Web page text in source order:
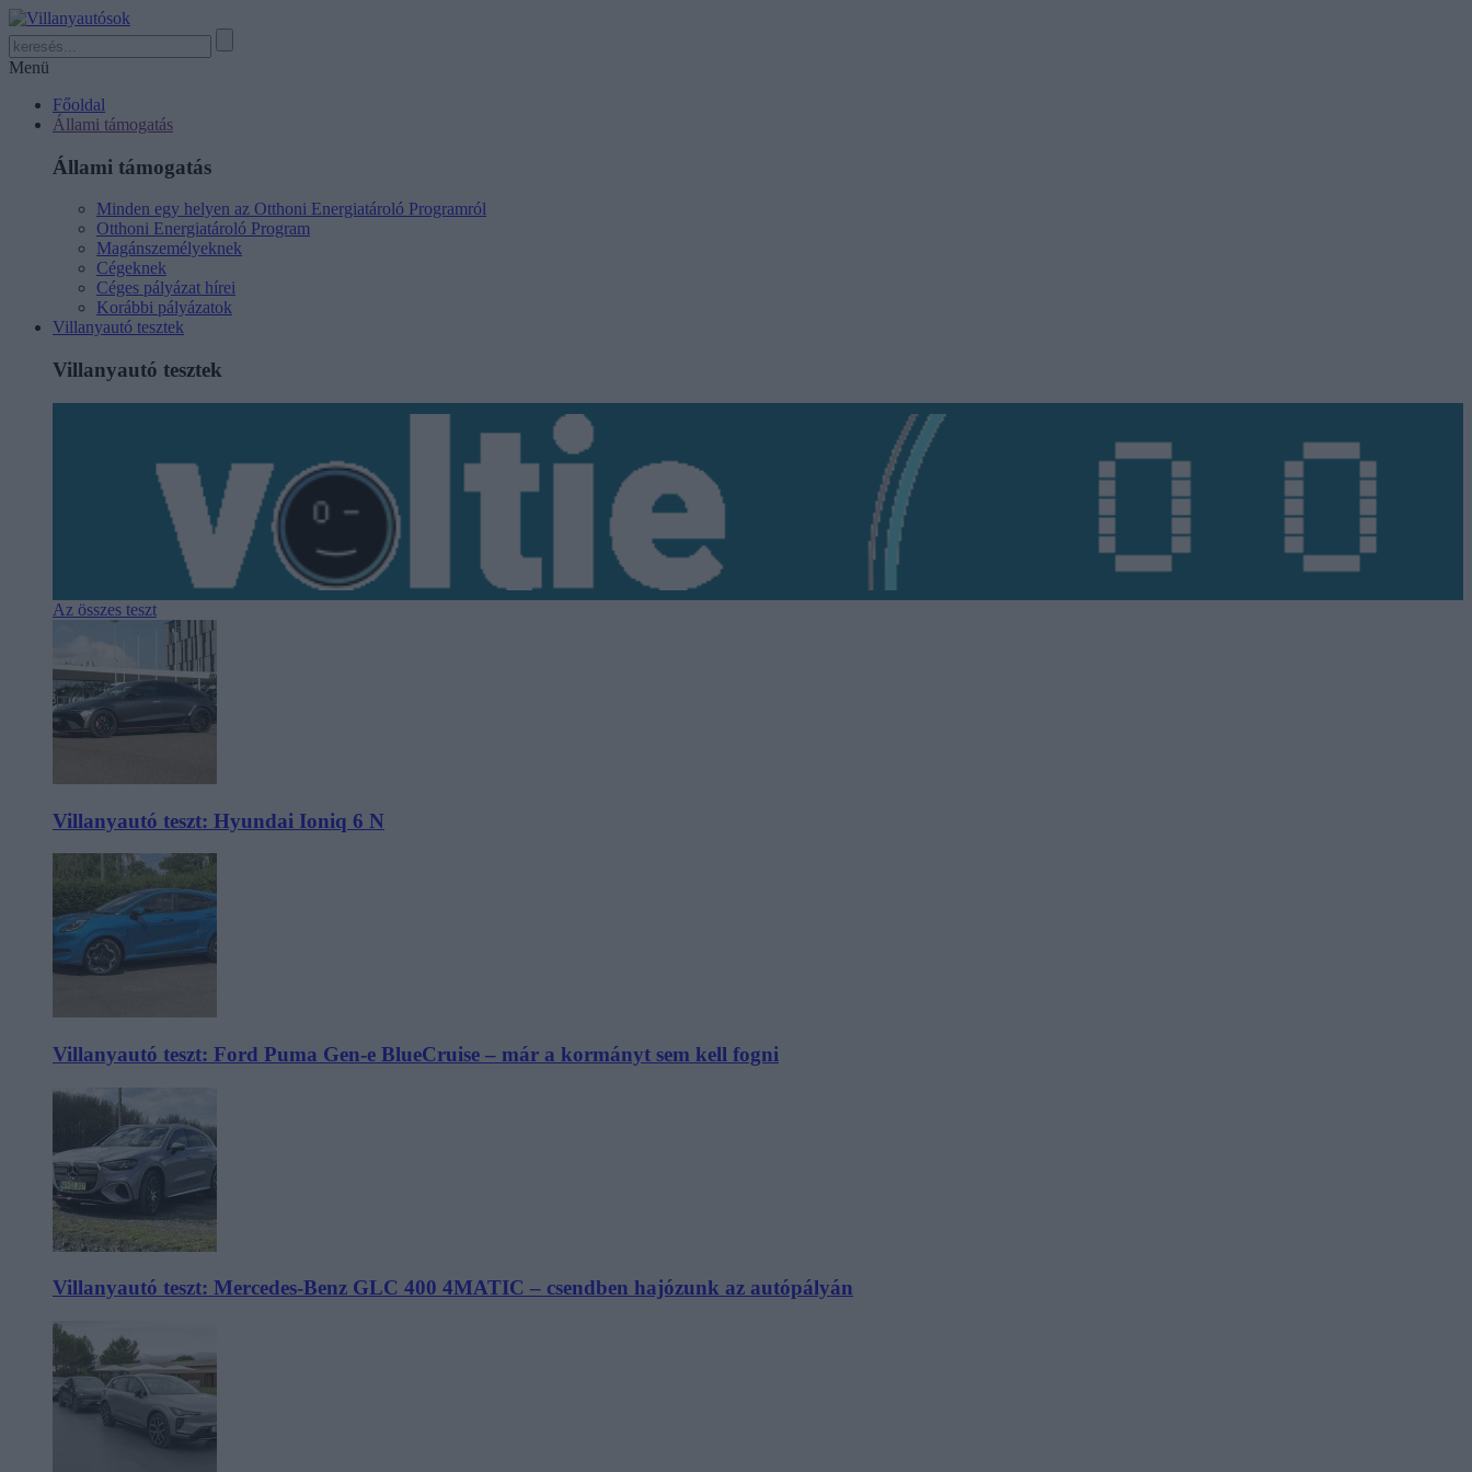
Menü
Főoldal
Állami támogatás
Állami támogatás
Minden egy helyen az Otthoni Energiatároló Programról
Otthoni Energiatároló Program
Magánszemélyeknek
Cégeknek
Céges pályázat hírei
Korábbi pályázatok
Villanyautó tesztek
Villanyautó tesztek
Az összes teszt
Villanyautó teszt: Hyundai Ioniq 6 N
Villanyautó teszt: Ford Puma Gen-e BlueCruise – már a kormányt sem kell fogni
Villanyautó teszt: Mercedes-Benz GLC 400 4MATIC – csendben hajózunk az autópályán